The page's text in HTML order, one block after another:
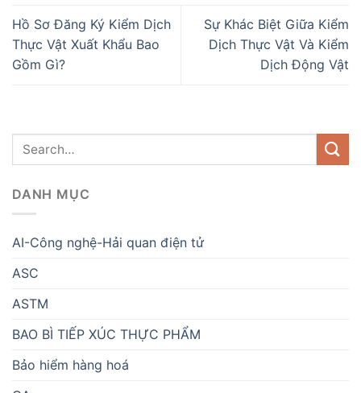
Hồ Sơ Đăng Ký Kiểm Dịch
Thực Vật Xuất Khẩu Bao
Gồm Gì?
Sự Khác Biệt Giữa Kiểm
Dịch Thực Vật Và Kiểm
Dịch Động Vật
DANH MỤC
AI-Công nghệ-Hải quan điện tử
ASC
ASTM
BAO BÌ TIẾP XÚC THỰC PHẨM
Bảo hiểm hàng hoá